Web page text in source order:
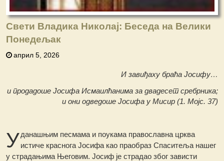
Свети Владика Николај: Беседа на Велики
Понедељак
април 5, 2026
И завиђаху браћа Јосифу…
и продадоше Јосифа Исмаилћанима за двадесет сребрника;
и они одведоше Јосифа у Мисир (1. Мојс. 37)
Уданашњим песмама и поукама православна црква
истиче краснога Јосифа као праобраз Спаситеља нашег
у страдањима Његовим. Јосиф је страдао због зависти